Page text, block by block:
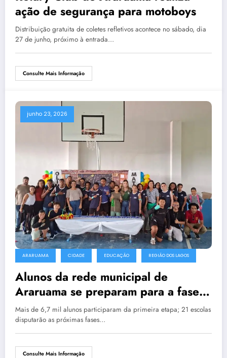
ação de segurança para motoboys
Distribuição gratuita de coletes refletivos acontece no sábado, dia
27 de junho, próximo à entrada…
Consulte Mais Informação
junho 23, 2026
ARARUAMA CIDADE EDUCAÇÃO REGIÃO DOS LAGOS
Alunos da rede municipal de
Araruama se preparam para a fase
decisiva da 4ª OMMEPA
Mais de 6,7 mil alunos participaram da primeira etapa; 21 escolas
disputarão as próximas fases…
Consulte Mais Informação